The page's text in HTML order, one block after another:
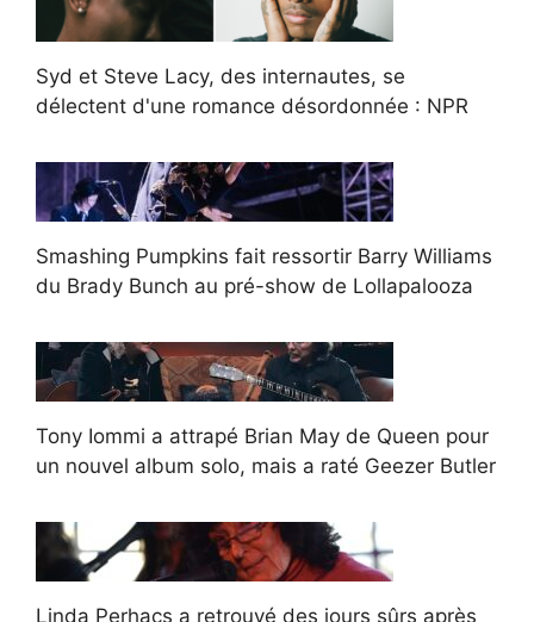
Syd et Steve Lacy, des internautes, se
délectent d'une romance désordonnée : NPR
Smashing Pumpkins fait ressortir Barry Williams
du Brady Bunch au pré-show de Lollapalooza
Tony Iommi a attrapé Brian May de Queen pour
un nouvel album solo, mais a raté Geezer Butler
Linda Perhacs a retrouvé des jours sûrs après